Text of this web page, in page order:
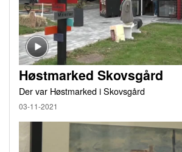
Høstmarked Skovsgård
Der var Høstmarked i Skovsgård
03-11-2021